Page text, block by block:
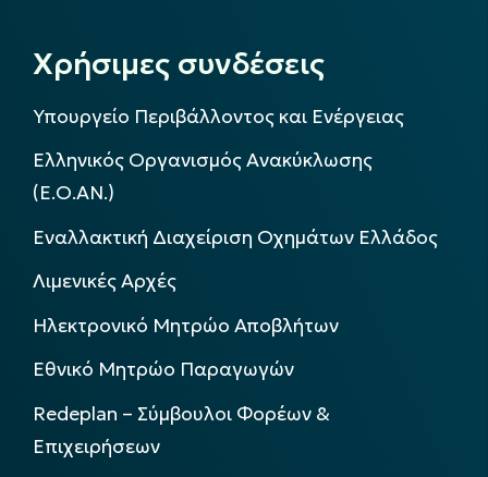
Χρήσιμες συνδέσεις
Υπουργείο Περιβάλλοντος και Ενέργειας
Ελληνικός Οργανισμός Ανακύκλωσης
(Ε.Ο.ΑΝ.)
Εναλλακτική Διαχείριση Οχημάτων Ελλάδος
Λιμενικές Αρχές
Ηλεκτρονικό Μητρώο Αποβλήτων
Εθνικό Μητρώο Παραγωγών
Redeplan – Σύμβουλοι Φορέων &
Επιχειρήσεων